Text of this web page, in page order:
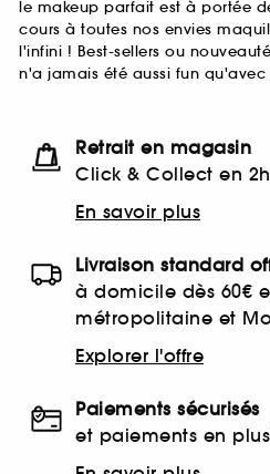
le makeup parfait est à portée
cours à toutes nos envies
l'infini ! Best-sellers ou
n'a jamais été aussi fun qu'avec
Retrait en magasin
Click & Collect en
En savoir plus
Livraison standard
à domicile dès 60€
métropolitaine et
Explorer l'offre
Paiements sécurisés
et paiements en